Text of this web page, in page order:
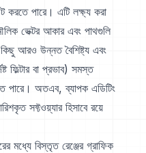
করতে পারে। এটি লক্ষ্য করা
ভেক্টর আকার এবং পাথগুলি
কিছু আরও উন্নত বৈশিষ্ট্য এবং
ফিল্টার বা প্রভাব) সমস্ত
পারে। অতএব, ব্যাপক এডিটিং
সফ্টওয়্যার হিসাবে রয়ে
মধ্যে বিস্তৃত রেঞ্জের গ্রাফিক